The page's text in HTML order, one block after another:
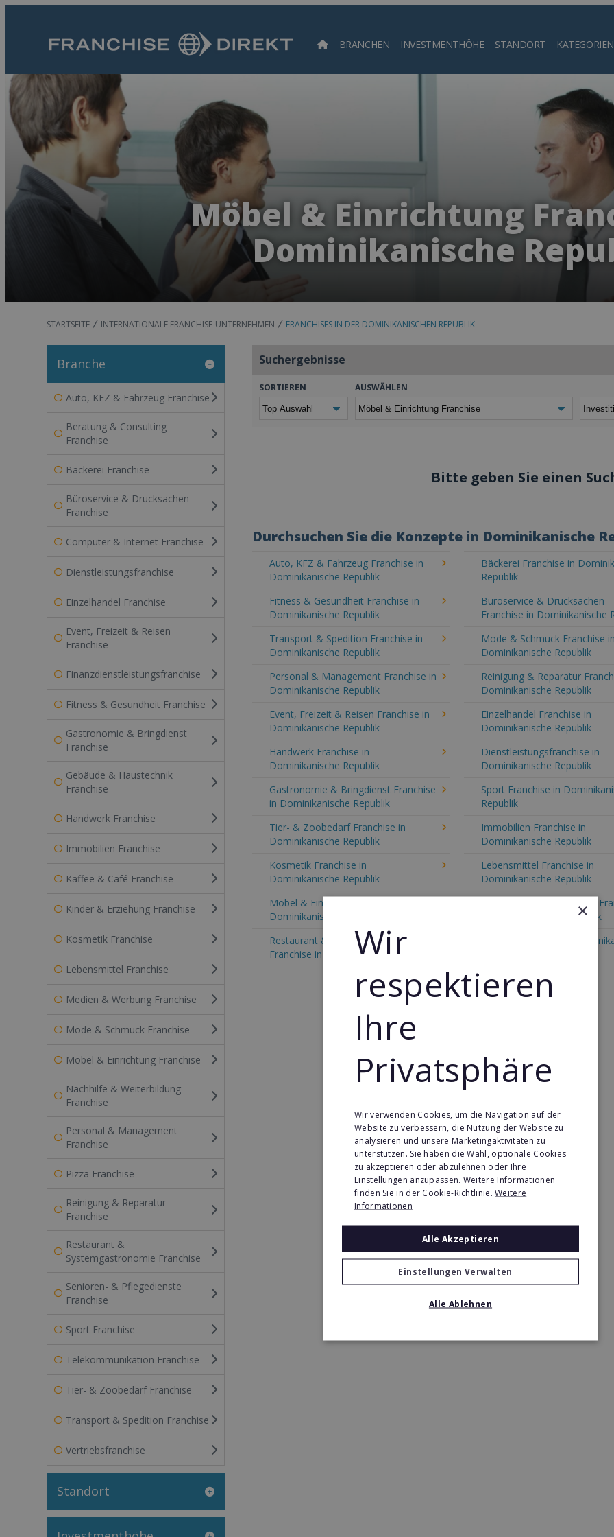
BRANCHEN INVESTMENTHÖHE STANDORT KATEGORIEN
Suchen
Möbel & Einrichtung
Dominikanische
STARTSEITE INTERNATIONALE FRANCHISE-UNTERNEHMEN FRANCHISES IN DER DOMINIKANISCHEN REPUBLIK
Branche
Auto, KFZ & Fahrzeug Franchise
Beratung & Consulting
Franchise
Bäckerei Franchise
Büroservice & Drucksachen
Franchise
Computer & Internet Franchise
Dienstleistungsfranchise
Einzelhandel Franchise
Event, Freizeit & Reisen
Franchise
Finanzdienstleistungsfranchise
Fitness & Gesundheit Franchise
Gastronomie & Bringdienst
Franchise
Gebäude & Haustechnik
Franchise
Handwerk Franchise
Immobilien Franchise
Kaffee & Café Franchise
Kinder & Erziehung Franchise
Kosmetik Franchise
Lebensmittel Franchise
Medien & Werbung Franchise
Mode & Schmuck Franchise
Möbel & Einrichtung Franchise
Nachhilfe & Weiterbildung
Franchise
Personal & Management
Franchise
Pizza Franchise
Reinigung & Reparatur
Franchise
Restaurant &
Systemgastronomie Franchise
Senioren- & Pflegedienste
Franchise
Sport Franchise
Telekommunikation Franchise
Tier- & Zoobedarf Franchise
Transport & Spedition Franchise
Vertriebsfranchise
Standort
Suchergebnisse
SORTIEREN AUSWÄHLEN
Bitte geben Sie einen
Durchsuchen Sie die Konzepte in Dominikanische
Auto, KFZ & Fahrzeug Franchise in
Dominikanische Republik
Bäckerei Franchise in
Republik
Fitness & Gesundheit Franchise in
Dominikanische Republik
Büroservice & Drucksachen
Franchise in Dominikanische
Transport & Spedition Franchise in
Dominikanische Republik
Mode & Schmuck Franchise in
Dominikanische Republik
Personal & Management Franchise in
Dominikanische Republik
Reinigung & Reparatur
Dominikanische Republik
Event, Freizeit & Reisen Franchise in
Dominikanische Republik
Einzelhandel Franchise in
Dominikanische Republik
Handwerk Franchise in
Dominikanische Republik
Dienstleistungsfranchise in
Dominikanische Republik
Gastronomie & Bringdienst Franchise
in Dominikanische Republik
Sport Franchise in
Republik
Tier- & Zoobedarf Franchise in
Dominikanische Republik
Immobilien Franchise in
Dominikanische Republik
Kosmetik Franchise in
Dominikanische Republik
Lebensmittel Franchise in
Dominikanische Republik
Möbel & Einrichtung Franchise in
Dominikanische Republik
Nachhilfe & Weiterbildung
in Dominikanische Republik
Restaurant & Systemgastronomie
Franchise in Dominikanische Republik
Vertriebsfranchise in
×
Wir
respektieren
Ihre
Privatsphäre
Wir verwenden Cookies, um die Navigation auf der
Website zu verbessern, die Nutzung der Website zu
analysieren und unsere Marketingaktivitäten zu
unterstützen. Sie haben die Wahl, optionale Cookies
zu akzeptieren oder abzulehnen oder Ihre
Einstellungen anzupassen. Weitere Informationen
finden Sie in der Cookie-Richtlinie.Weitere
Informationen
Alle Akzeptieren
Einstellungen Verwalten
Alle Ablehnen